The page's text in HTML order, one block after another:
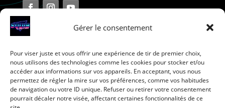
Gérer le consentement
Pour viser juste et vous offrir une expérience de tir de premier choix,
nous utilisons des technologies comme les cookies pour stocker et/ou
accéder aux informations sur vos appareils. En acceptant, vous nous
permettez de régler la mire sur vos préférences, comme vos habitudes
de navigation ou votre ID unique. Refuser ou retirer votre consentement
pourrait décaler notre visée, affectant certaines fonctionnalités de ce
Terms and Conditions
Privacy Policy